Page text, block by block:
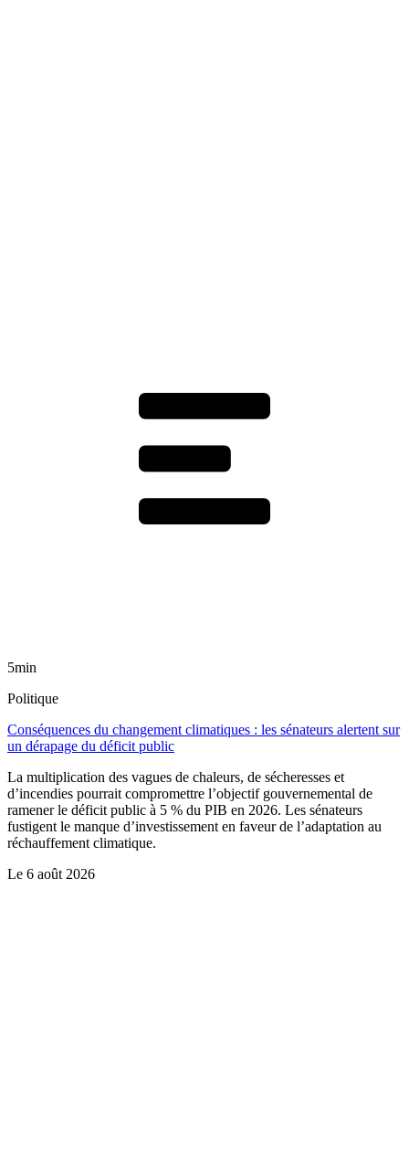
5min
Politique
Conséquences du changement climatiques : les sénateurs alertent sur
un dérapage du déficit public
La multiplication des vagues de chaleurs, de sécheresses et
d’incendies pourrait compromettre l’objectif gouvernemental de
ramener le déficit public à 5 % du PIB en 2026. Les sénateurs
fustigent le manque d’investissement en faveur de l’adaptation au
réchauffement climatique.
Le 6 août 2026